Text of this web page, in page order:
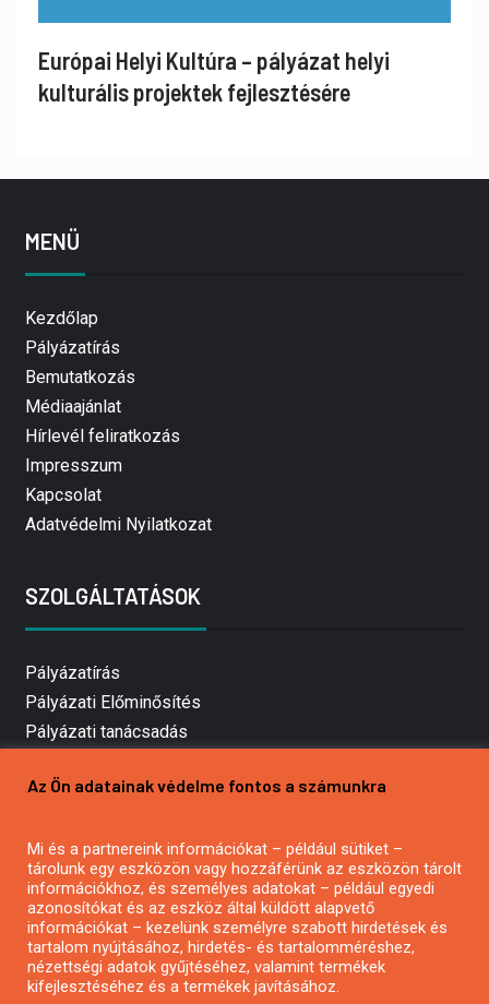
Európai Helyi Kultúra – pályázat helyi
kulturális projektek fejlesztésére
MENÜ
Kezdőlap
Pályázatírás
Bemutatkozás
Médiaajánlat
Hírlevél feliratkozás
Impresszum
Kapcsolat
Adatvédelmi Nyilatkozat
SZOLGÁLTATÁSOK
Pályázatírás
Pályázati Előminősítés
Pályázati tanácsadás
Mezőgazdasági pályázatírás
Pályázatírás civil szervezeteknek
Pályázatírás önkormányzatoknak
Pályázatfigyelés
Specifikus pályázatfigyelés vagy hírlevél
Az Ön adatainak védelme fontos a számunkra
Mi és a partnereink információkat – például sütiket –
tárolunk egy eszközön vagy hozzáférünk az eszközön tárolt
információkhoz, és személyes adatokat – például egyedi
azonosítókat és az eszköz által küldött alapvető
információkat – kezelünk személyre szabott hirdetések és
tartalom nyújtásához, hirdetés- és tartalomméréshez,
nézettségi adatok gyűjtéséhez, valamint termékek
kifejlesztéséhez és a termékek javításához.